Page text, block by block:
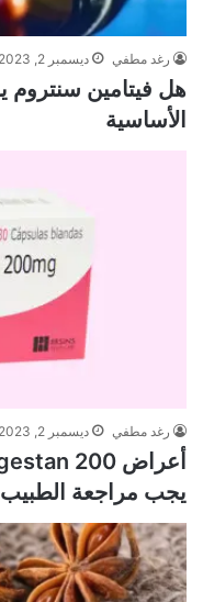
رغد مطفي ديسمبر 2, 2023
هل فيتامين سنتروم
الأساسية
رغد مطفي ديسمبر 2, 2023
يجب مراجعة